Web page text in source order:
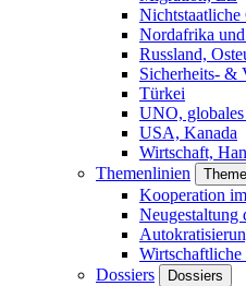
Nichtstaatliche
Nordafrika
Russland,
Sicherheits- &
Türkei
UNO,
USA, Kanada
Wirtschaft,
Themenlinien
Kooperation
Neugestaltung
Wirtschaftliche
Dossiers
Dossiers